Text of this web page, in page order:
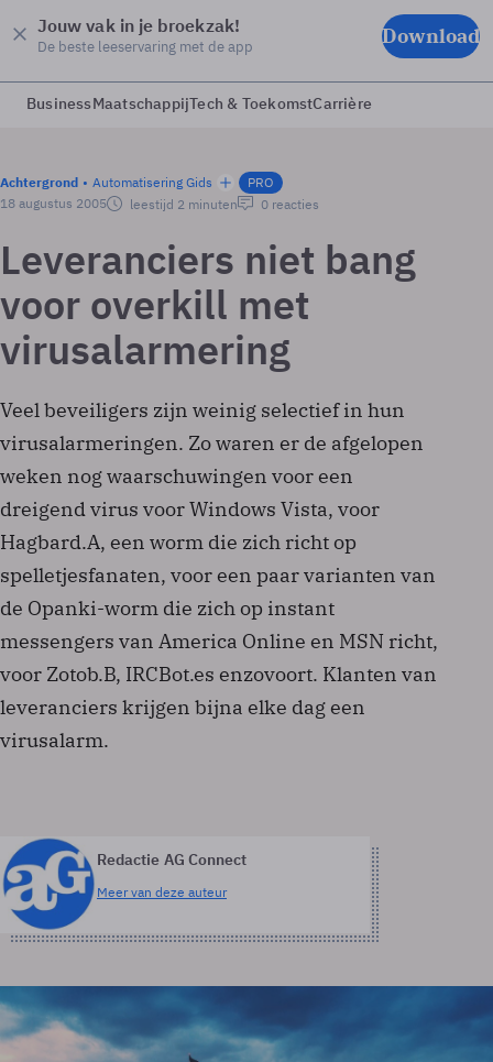
Jouw vak in je broekzak!
De beste leeservaring met de app Download
BusinessMaatschappijTech & ToekomstCarrière
Achtergrond Automatisering Gids
PRO
18 augustus 2005
leestijd 2 minuten 0 reacties
Leveranciers niet bang
voor overkill met
virusalarmering
Veel beveiligers zijn weinig selectief in hun
virusalarmeringen. Zo waren er de afgelopen
weken nog waarschuwingen voor een
dreigend virus voor Windows Vista, voor
Hagbard.A, een worm die zich richt op
spelletjesfanaten, voor een paar varianten van
de Opanki-worm die zich op instant
messengers van America Online en MSN richt,
voor Zotob.B, IRCBot.es enzovoort. Klanten van
leveranciers krijgen bijna elke dag een
virusalarm.
Redactie AG Connect
Meer van deze auteur